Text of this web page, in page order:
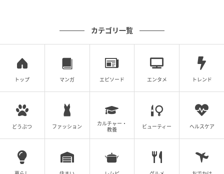
カテゴリ一覧
トップ マンガ エピソード エンタメ トレンド
どうぶつ ファッション
カルチャー・
教養
ビューティー ヘルスケア